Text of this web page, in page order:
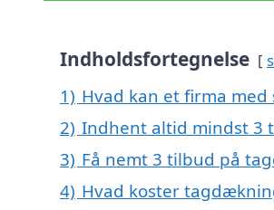
Indholdsfortegnelse
1) Hvad kan et firma
2) Indhent altid mindst 3
3) Få nemt 3 tilbud på
4) Hvad koster